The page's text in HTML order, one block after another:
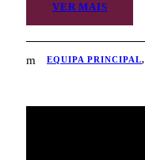
VER MAIS
EQUIPA PRINCIPAL,